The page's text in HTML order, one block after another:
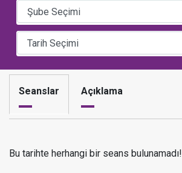
Seanslar Açıklama
Bu tarihte herhangi bir seans bulunamadı!